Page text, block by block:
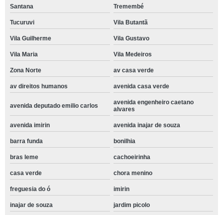
Santana Tremembé
Tucuruvi Vila Butantã
Vila Guilherme Vila Gustavo
Vila Maria Vila Medeiros
Zona Norte av casa verde
av direitos humanos avenida casa verde
avenida deputado emilio carlos
avenida engenheiro caetano
alvares
avenida imirin avenida inajar de souza
barra funda bonilhia
bras leme cachoeirinha
casa verde chora menino
freguesia do ó imirin
inajar de souza jardim picolo